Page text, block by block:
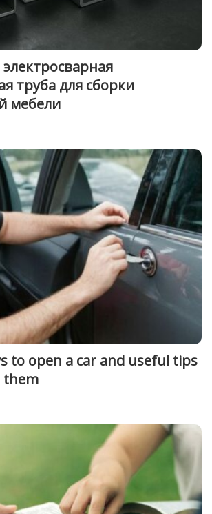
труба для сборки
мебели
to open a car and useful tips
them